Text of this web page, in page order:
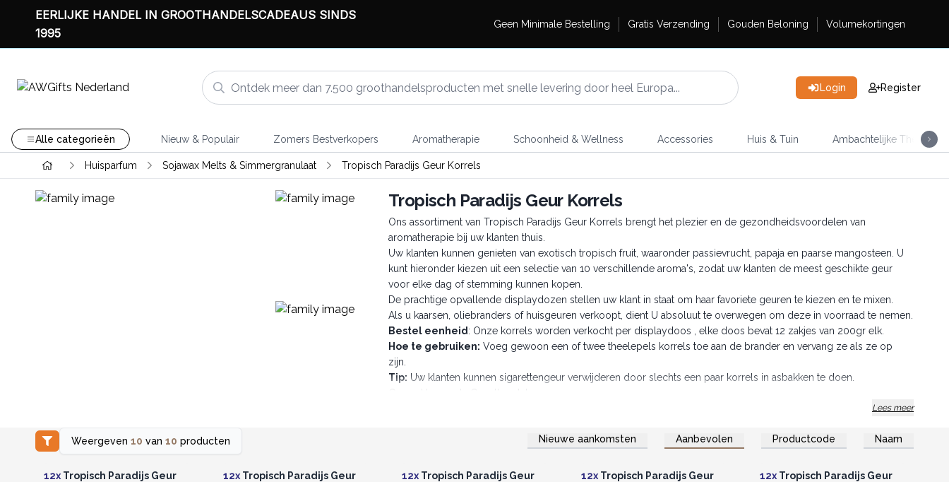
EERLIJKE HANDEL IN GROOTHANDELSCADEAUS SINDS
1995
Geen Minimale Bestelling Gratis Verzending Gouden Beloning Volumekortingen
Login Register
Alle categorieën Nieuw & Populair Zomers Bestverkopers Aromatherapie Schoonheid & Wellness Accessories Huis & Tuin Ambachtelijke Thee
Huisparfum Sojawax Melts & Simmergranulaat Tropisch Paradijs Geur Korrels
Tropisch Paradijs Geur Korrels
Ons assortiment van Tropisch Paradijs Geur Korrels brengt het plezier en de gezondheidsvoordelen van
aromatherapie bij uw klanten thuis.
Uw klanten kunnen genieten van exotisch tropisch fruit, waaronder passievrucht, papaja en paarse mangosteen. U
kunt hieronder kiezen uit een selectie van 10 verschillende aroma's, zodat uw klanten de meest geschikte geur
voor elke dag of stemming kunnen kopen.
De prachtige opvallende displaydozen stellen uw klant in staat om haar favoriete geuren te kiezen en te mixen.
Als u kaarsen, oliebranders of huisgeuren verkoopt, dient U absoluut te overwegen om deze in voorraad te nemen.
Bestel eenheid : Onze korrels worden verkocht per displaydoos , elke doos bevat 12 zakjes van 200gr elk.
Hoe te gebruiken: Voeg gewoon een of twee theelepels korrels toe aan de brander en vervang ze als ze op
zijn.
Tip: Uw klanten kunnen sigarettengeur verwijderen door slechts een paar korrels in asbakken te doen.
Gemaakt voor de Groothandel.
Lees meer
Weergeven 10 van 10 producten Nieuwe aankomsten Aanbevolen Productcode Naam
Log in of registreer u voor
groothandelsprijzen.
12x Tropisch Paradijs Geur
12xTropisch Paradijs Geur
12x Tropisch Paradijs Geur
Log in of registreer u voor
groothandelsprijzen.
12xTropisch Paradijs Geur
Log in of registreer u voor
groothandelsprijzen.
12x Tropisch Paradijs Geur